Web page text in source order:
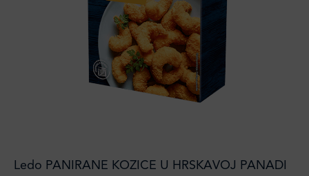
Ledo PANIRANE KOZICE U HRSKAVOJ PANADI